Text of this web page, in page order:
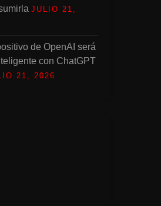
JULIO 21,
de OpenAI será
con ChatGPT
21, 2026